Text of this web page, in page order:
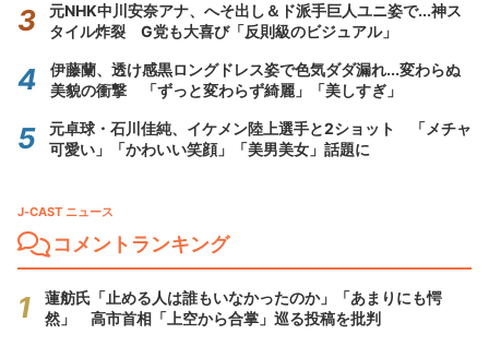
元NHK中川安奈アナ、へそ出し＆ド派手巨人ユニ姿で...神ス
タイル炸裂 G党も大喜び「反則級のビジュアル」
伊藤蘭、透け感黒ロングドレス姿で色気ダダ漏れ...変わらぬ
美貌の衝撃 「ずっと変わらず綺麗」「美しすぎ」
元卓球・石川佳純、イケメン陸上選手と2ショット 「メチャ
可愛い」「かわいい笑顔」「美男美女」話題に
J-CAST ニュース
コメントランキング
蓮舫氏「止める人は誰もいなかったのか」「あまりにも愕
然」 高市首相「上空から合掌」巡る投稿を批判